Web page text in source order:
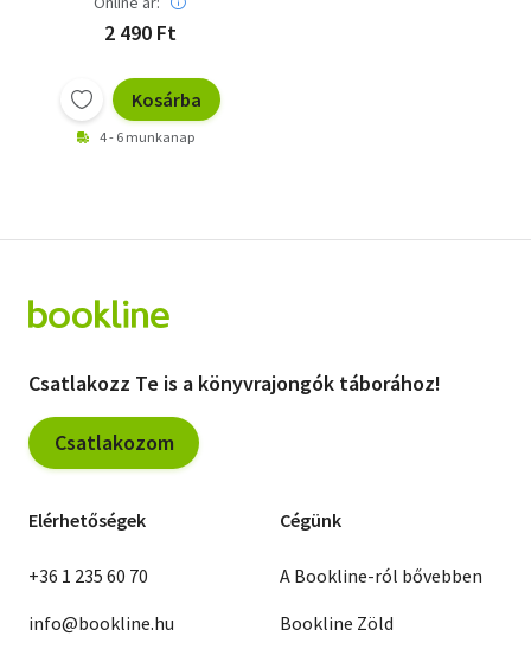
2 490 Ft
Kosárba
4 - 6 munkanap
Csatlakozz Te is a könyvrajongók táborához!
Csatlakozom
Elérhetőségek
+36 1 235 60 70
info@bookline.hu
Cégünk
A Bookline-ról bővebben
Bookline Zöld